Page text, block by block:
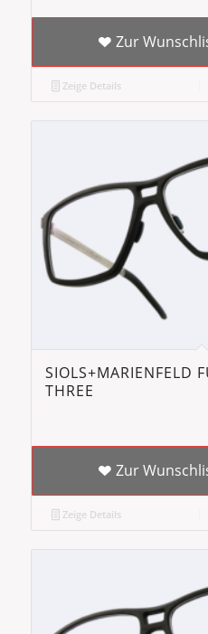
Zur
Zeige Details
SIOLS+MARIENFELD
THREE
Zur
Zeige Details